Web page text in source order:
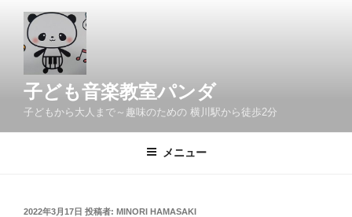
子ども音楽教室パンダ
子どもから大人まで～趣味のための 横川駅から徒歩2分
メニュー
投
2022年3月17日 投稿者: MINORI HAMASAKI